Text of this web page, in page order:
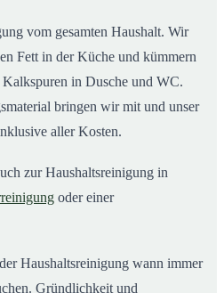
vom gesamten Haushalt. Wir
Fett in der Küche und kümmern
in Dusche und WC.
bringen wir mit und unser
aller Kosten.
zur Haushaltsreinigung in
oder einer
Haushaltsreinigung wann immer
Gründlichkeit und